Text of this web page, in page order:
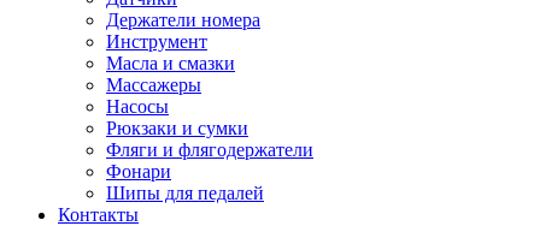
Держатели номера
Инструмент
Масла и смазки
Массажеры
Насосы
Рюкзаки и сумки
Фляги и флягодержатели
Фонари
Шипы для педалей
Контакты